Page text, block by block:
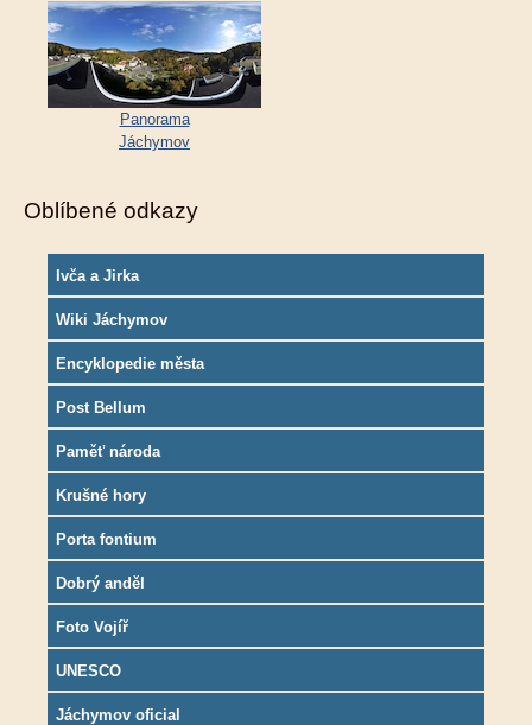
Panorama
Jáchymov
Oblíbené odkazy
Ivča a Jirka
Wiki Jáchymov
Encyklopedie města
Post Bellum
Paměť národa
Krušné hory
Porta fontium
Dobrý anděl
Foto Vojíř
UNESCO
Jáchymov oficial